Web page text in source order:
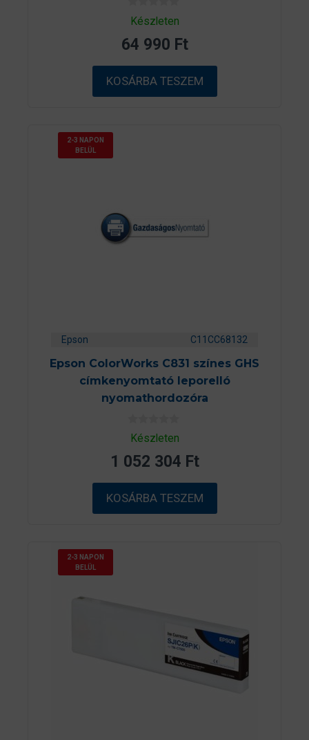
0
a
5
b
ő
l
Készleten
64 990 Ft
KOSÁRBA TESZEM
2-3 NAPON
BELÜL
Epson C11CC68132
Epson ColorWorks C831 színes GHS
címkenyomtató leporelló
nyomathordozóra
0
a
5
b
ő
l
Készleten
1 052 304 Ft
KOSÁRBA TESZEM
2-3 NAPON
BELÜL